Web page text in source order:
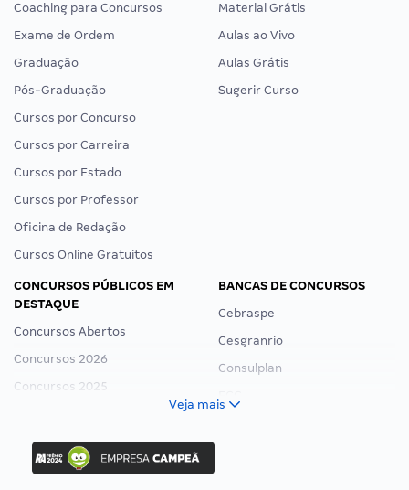
Coaching para Concursos
Exame de Ordem
Graduação
Pós-Graduação
Cursos por Concurso
Cursos por Carreira
Cursos por Estado
Cursos por Professor
Oficina de Redação
Cursos Online Gratuitos
Material Grátis
Aulas ao Vivo
Aulas Grátis
Sugerir Curso
CONCURSOS PÚBLICOS EM
DESTAQUE
Concursos Abertos
Concursos 2026
Concursos 2025
Concurso Ibama
Concurso MPU
BANCAS DE CONCURSOS
Cebraspe
Cesgranrio
Consulplan
Veja mais